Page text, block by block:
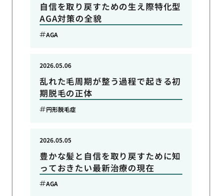
自信を取り戻すための生え際特化型
AGA対策の全貌
AGA
乱れた毛周期が整う過程で起きる初
期脱毛の正体
2026.05.06
円形脱毛症
豊かな髪と自信を取り戻すために知
っておきたい最新治療の現在
2026.05.05
AGA